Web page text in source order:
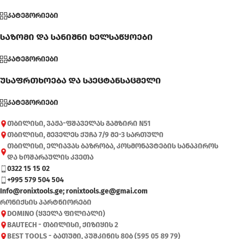
კატეგორიები
საზომი და სანიშნი ხელსაწყოები
კატეგორიები
უსაფრთხოება და სპეცტანსაცმელი
კატეგორიები
თბილისი, ვაჟა-ფშაველას გამზირი N51
თბილისი, მეველეს ქუჩა 7/9 მე-3 სართული
თბილისი, ელიავას ბაზრობა, კოსმონავტების სანაპიროს
და ხოშარაულის კვეთა
0322 15 15 02
+995 579 504 504
Info@ronixtools.ge; ronixtools.ge@gmai.com
რონიქსის პარტნიორები
DOMINO (ყველა ფილიალი)
BAUTECH - თბილისი, ქიზიყის 2
BEST TOOLS - ბათუმი, პუშკინის 80ბ (595 05 89 79)